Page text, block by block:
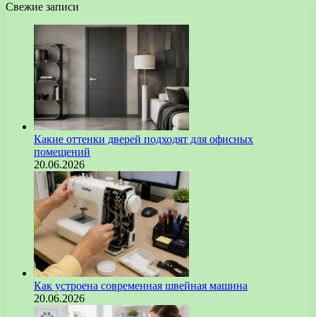
Свежие записи
Какие оттенки дверей подходят для офисных
помещений
20.06.2026
Как устроена современная швейная машина
20.06.2026